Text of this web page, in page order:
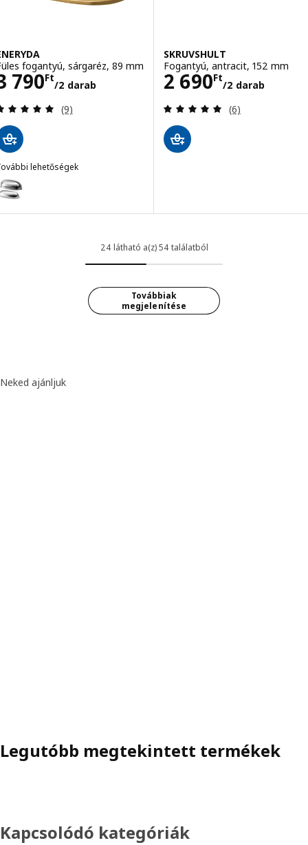
fogantyú, sárgaréz, 89 mm
790Ft
/2 darab
3790Ft/2 darab
Vélemény: 5 kívül 5 csillag. Összes vélemény:
(9)
lehetőségek
ENERYDA, Füles fogantyú, krómozott, 89 mm
ENERYDA, Füles fogantyú, fekete, 89 mm
SKRUVSHULT
Fogantyú, antracit, 152 mm
2 690Ft
/2 darab
Ár 2690Ft/2
Vélemény: 5
(6)
24 látható a(z) 54 találatból
Továbbiak
megjelenítése
Neked ajánljuk
Legutóbb megtekintett termékek
Kapcsolódó kategóriák